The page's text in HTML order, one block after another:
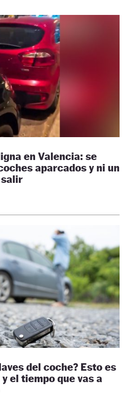
en Valencia: se
aparcados y ni un
salir
del coche? Esto es
el tiempo que vas a